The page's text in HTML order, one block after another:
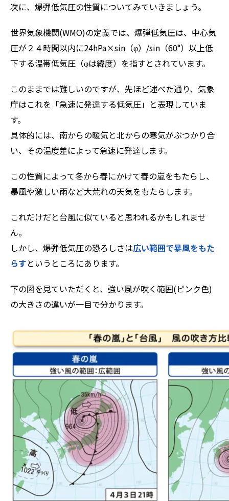
次に、爆弾低気圧の性質についてみていきましょう。
世界気象機関(WMO)の定義では、爆弾低気圧は、中心気
圧が２４時間以内に24hPa×sin（φ）/sin（60°）以上低
下する温帯低気圧（φは緯度）を指すとされています。
このままでは難しいのですが、先ほど述べた通り、気象
庁はこれを「急速に発達する低気圧」と表現していま
す。
具体的には、南からの暖気と北からの寒気がぶつかり合
い、その温度差によって急速に発達します。
この性質によって冬から春にかけて春の嵐をもたらし、
暴風や激しい雨など大荒れの天気をもたらします。
これだけだと台風に似ていると思われるかもしれませ
ん。
しかし、爆弾低気圧の恐ろしさは広い範囲で暴風をもた
らすというところにあります。
下の図を見ていただくと、強い風が吹く範囲(ピンク色)
の大きさの違いが一目で分かります。